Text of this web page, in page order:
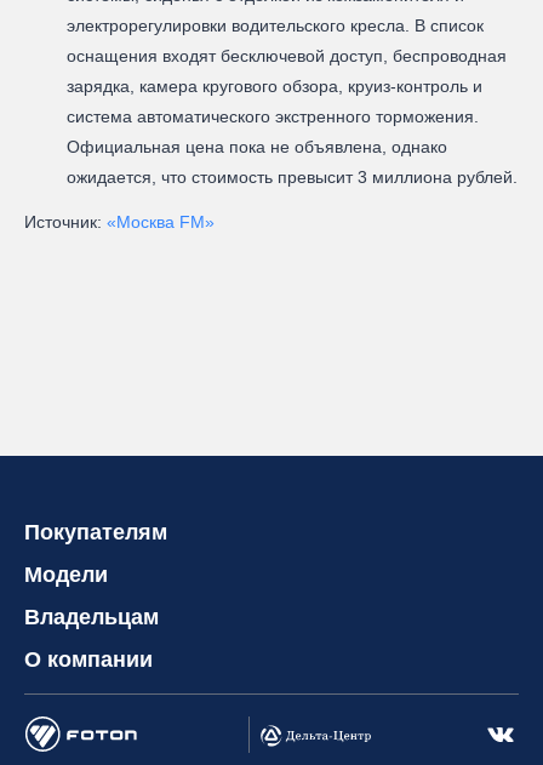
электрорегулировки водительского кресла. В список
оснащения входят бесключевой доступ, беспроводная
зарядка, камера кругового обзора, круиз-контроль и
система автоматического экстренного торможения.
Официальная цена пока не объявлена, однако
ожидается, что стоимость превысит 3 миллиона рублей.
Источник: «Москва FM»
Покупателям
Модели
Владельцам
О компании